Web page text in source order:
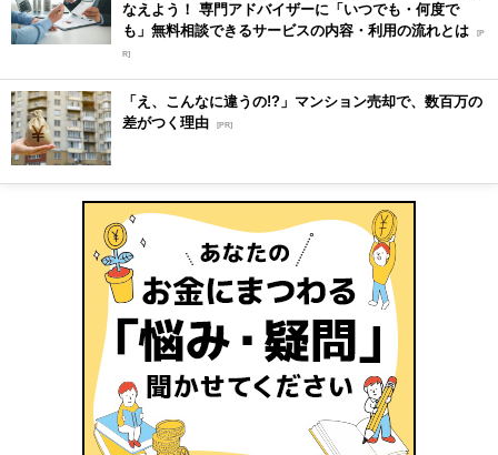
なえよう！ 専門アドバイザーに「いつでも・何度で
も」無料相談できるサービスの内容・利用の流れとは [P
R]
「え、こんなに違うの!?」マンション売却で、数百万の
差がつく理由 [PR]